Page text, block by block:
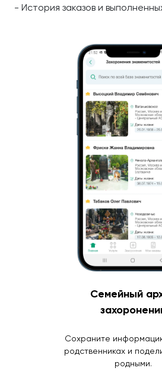
- История заказов и
Семейный
Сохраните
родственниках и
родными.